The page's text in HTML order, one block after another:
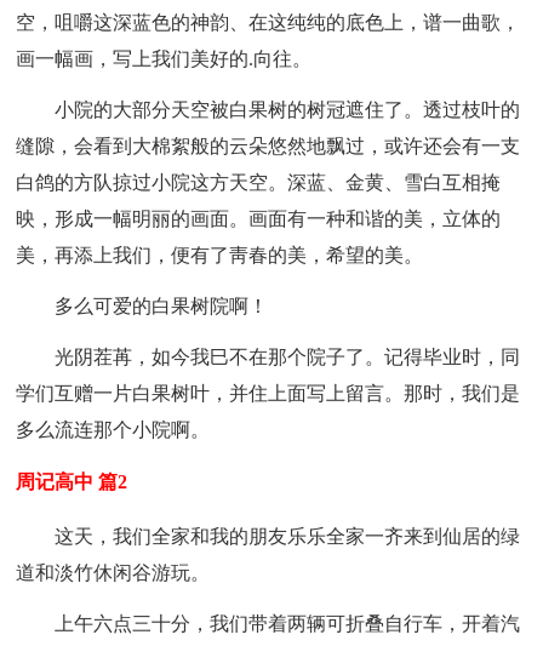
空，咀嚼这深蓝色的神韵、在这纯纯的底色上，谱一曲歌，
画一幅画，写上我们美好的.向往。
小院的大部分天空被白果树的树冠遮住了。透过枝叶的
缝隙，会看到大棉絮般的云朵悠然地飘过，或许还会有一支
白鸽的方队掠过小院这方天空。深蓝、金黄、雪白互相掩
映，形成一幅明丽的画面。画面有一种和谐的美，立体的
美，再添上我们，便有了靑春的美，希望的美。
多么可爱的白果树院啊！
光阴茬苒，如今我巳不在那个院子了。记得毕业时，同
学们互赠一片白果树叶，并住上面写上留言。那时，我们是
多么流连那个小院啊。
周记高中 篇2
这天，我们全家和我的朋友乐乐全家一齐来到仙居的绿
道和淡竹休闲谷游玩。
上午六点三十分，我们带着两辆可折叠自行车，开着汽